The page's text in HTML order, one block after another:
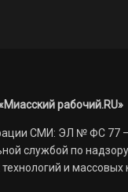
рабочий.RU»
СМИ: ЭЛ № ФС 77 –
службой по
и массовых